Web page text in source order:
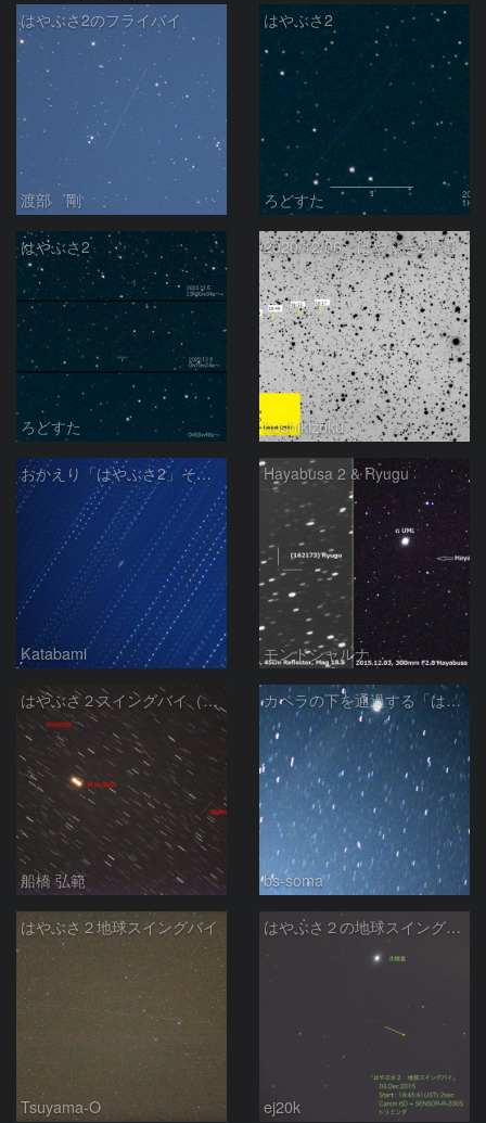
はやぶさ2のフライバイ
渡部 剛
はやぶさ2
ろどすた
はやぶさ2
ろどすた
2020/12/06 はやぶさ2帰還
hoshikizoku
おかえり「はやぶさ2」そしてまた行ってらっしゃい！
Katabami
Hayabusa 2 & Ryugu
モンドシャルナ
はやぶさ２スイングバイ（南半球テカポにて）
船橋 弘範
カペラの下を通過する「はやぶさ２」
bs-soma
はやぶさ２地球スイングバイ
Tsuyama-O
はやぶさ２の地球スイングバイ
ej20k